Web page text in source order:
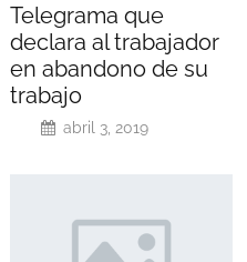
Telegrama que
declara al trabajador
en abandono de su
trabajo
abril 3, 2019